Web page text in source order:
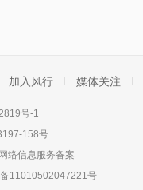
加入风行 媒体关注
号-1
158号
络信息服务备案
11010502047221号